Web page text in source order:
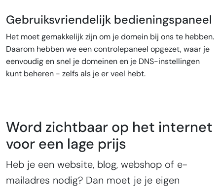
Gebruiksvriendelijk bedieningspaneel
Het moet gemakkelijk zijn om je domein bij ons te hebben.
Daarom hebben we een controlepaneel opgezet, waar je
eenvoudig en snel je domeinen en je DNS-instellingen
kunt beheren - zelfs als je er veel hebt.
Word zichtbaar op het internet
voor een lage prijs
Heb je een website, blog, webshop of e-
mailadres nodig? Dan moet je je eigen